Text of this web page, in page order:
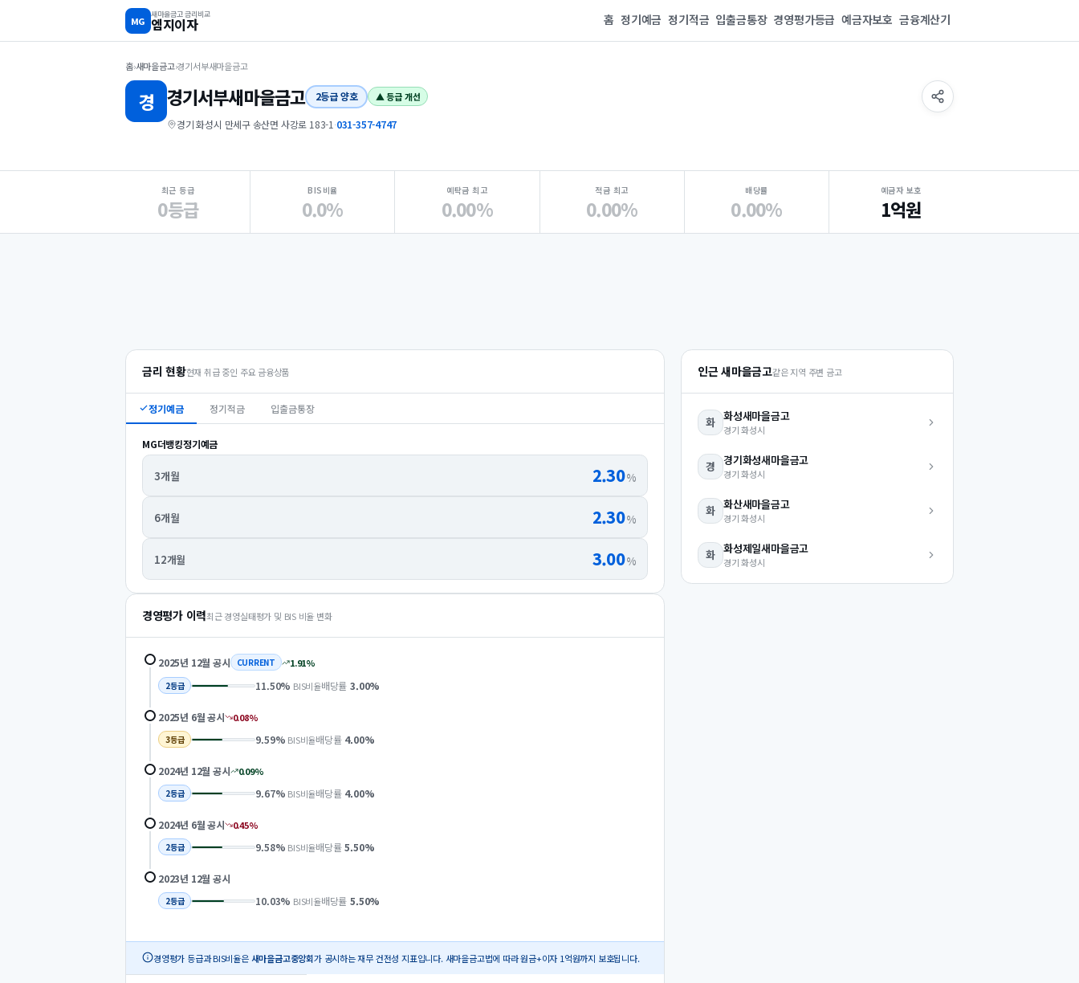
MG
새마을금고 금리비교
엠지이자 홈 정기예금 정기적금 입출금통장 경영평가등급 예금자보호 금융계산기
홈›새마을금고›경기서부새마을금고
경 경기서부새마을금고 2등급 양호 ▲ 등급 개선
경기 화성시 만세구 송산면 사강로 183-1 ·031-357-4747
최근 등급
0등급
BIS비율
0.0%
예탁금 최고
0.00%
적금 최고
0.00%
배당률
0.00%
예금자 보호
1억원
금리 현황현재 취급 중인 주요 금융상품
정기예금 정기적금 입출금통장
MG더뱅킹정기예금
3개월 2.30%
6개월 2.30%
12개월 3.00%
경영평가 이력최근 경영실태평가 및 BIS 비율 변화
2025년 12월 공시 CURRENT 1.91%
2등급 11.50% BIS비율배당률 3.00%
2025년 6월공시 0.08%
3등급 9.59% BIS비율배당률 4.00%
2024년 12월 공시 0.09%
2등급 9.67% BIS비율배당률 4.00%
2024년 6월공시 0.45%
2등급 9.58% BIS비율배당률 5.50%
2023년 12월 공시
2등급 10.03% BIS비율배당률 5.50%
경영평가 등급과 BIS비율은 새마을금고중앙회가 공시하는 재무 건전성 지표입니다. 새마을금고법에 따라 원금+이자 1억원까지 보호됩니다.
인근 새마을금고같은 지역 주변 금고
화 화성새마을금고
경기 화성시
경 경기화성새마을금고
경기 화성시
화 화산새마을금고
경기 화성시
화 화성제일새마을금고
경기 화성시